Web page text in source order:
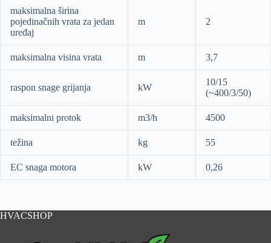
maksimalna širina
pojedinačnih vrata za jedan
uređaj
m 2
maksimalna visina vrata m 3,7
raspon snage grijanja kW
10/15
(~400/3/50)
maksimalni protok m3/h 4500
težina kg 55
EC snaga motora kW 0,26
HVACSHOP